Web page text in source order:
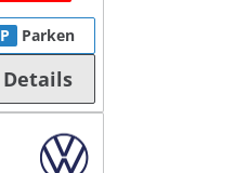
P Parken
Details